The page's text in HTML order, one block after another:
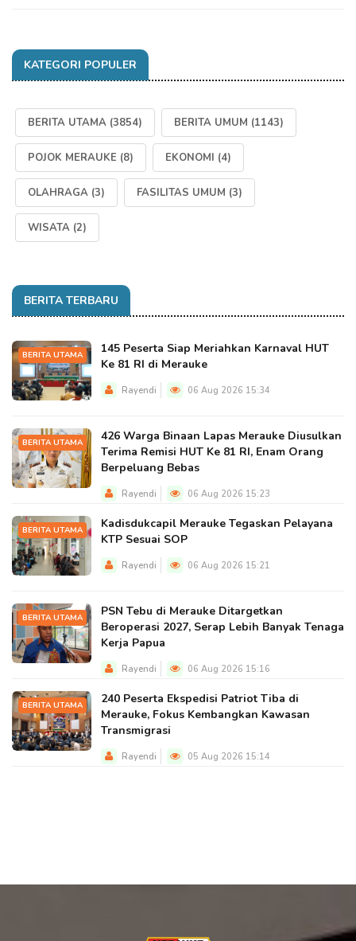
KATEGORI POPULER
BERITA UTAMA (3854) BERITA UMUM (1143)
POJOK MERAUKE (8) EKONOMI (4)
OLAHRAGA (3) FASILITAS UMUM (3)
WISATA (2)
BERITA TERBARU
BERITA UTAMA
145 Peserta Siap Meriahkan Karnaval HUT
Ke 81 RI di Merauke
Rayendi 06 Aug 2026 15:34
BERITA UTAMA
426 Warga Binaan Lapas Merauke Diusulkan
Terima Remisi HUT Ke 81 RI, Enam Orang
Berpeluang Bebas
Rayendi 06 Aug 2026 15:23
BERITA UTAMA
Kadisdukcapil Merauke Tegaskan Pelayana
KTP Sesuai SOP
Rayendi 06 Aug 2026 15:21
BERITA UTAMA
PSN Tebu di Merauke Ditargetkan
Beroperasi 2027, Serap Lebih Banyak Tenaga
Kerja Papua
Rayendi 06 Aug 2026 15:16
BERITA UTAMA
240 Peserta Ekspedisi Patriot Tiba di
Merauke, Fokus Kembangkan Kawasan
Transmigrasi
Rayendi 05 Aug 2026 15:14